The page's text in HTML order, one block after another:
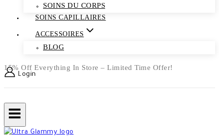
SOINS DU CORPS
SOINS CAPILLAIRES
ACCESSOIRES
BLOG
15% Off Everything In Store – Limited Time Offer!
Login